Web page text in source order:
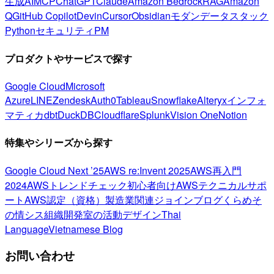
QGitHub CopilotDevinCursorObsidianモダンデータスタック
PythonセキュリティPM
プロダクトやサービスで探す
Google CloudMicrosoft
AzureLINEZendeskAuth0TableauSnowflakeAlteryxインフォ
マティカdbtDuckDBCloudflareSplunkVision OneNotion
特集やシリーズから探す
Google Cloud Next ’25AWS re:Invent 2025AWS再入門
2024AWSトレンドチェック初心者向けAWSテクニカルサポ
ートAWS認定（資格） 製造業関連ジョインブログくらめそ
の情シス組織開発室の活動デザインThai
LanguageVietnamese Blog
お問い合わせ